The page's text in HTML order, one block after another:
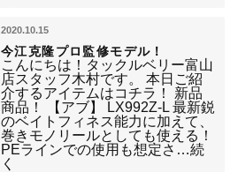
2020.10.15
今江克隆プロ監修モデル！
こんにちは！タックルベリー富山
店スタッフ木村です。 本日ご紹
介するアイテムはコチラ！ 新品
商品！ 【アブ】 LX992Z-L 最新鋭
のベイトフィネス能力に加えて、
巻きモノリールとしても使える！
PEラインでの使用も想定さ…続
く